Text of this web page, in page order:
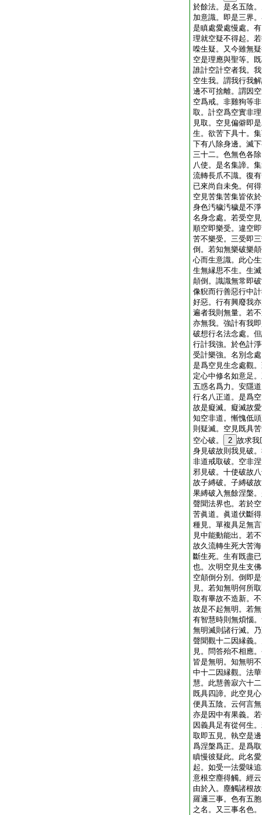
於餘法。是名五陰
加意識。即是三界
是瞋處愛處慢處。
理就空疑不得起。
喍生疑。又今雖無
空是理應與聖等。
誰計空計空者我。
空生我。謂我行我
邊不可捨離。謂因
空爲戒。非雞狗等
取。計空爲空實非
見取。空見偏僻即
生。欲苦下具十。
下有八除身邊。滅
三十二。色無色各
八使。是名集諦。
流轉長爪不識。復
已來尚自未免。何
空見苦集苦集皆依
身色汚穢汚穢是不
名身念處。若受空
順空即樂受。違空
苦不樂受。三受即
倒。若知無樂破樂
心而生意識。此心
生無縁思不生。生
顛倒。識識無常即
像貎而行善惡行中
好惡。行有興廢我
遍者我則無量。若
亦無我。強計有我
破想行名法念處。
行計我強。於色計
受計樂強。名別念
是爲空見生念處觀
定心中修名如意足
五惑名爲力。安隱
行名八正道。是爲
故是癡滅。癡滅故
知空非道。慚愧低
則疑滅。空見既具
空心破。
2 故求我
身見破故則我見破
非道戒取破。空非
邪見破。十使破故
故子縛破。子縛破
果縛破入無餘涅槃
聲聞法界也。若於
苦眞道。眞道伏斷
種見。單複具足無
見中能動能出。若
故久流轉生死大苦
斷生死。生有既盡
也。次明空見生支
空顛倒分別。倒即
見。若知無明何所
取有畢故不造新。
故是不起無明。若
有智慧時則無煩惱
無明滅則諸行滅。
聲聞觀十二因縁義
見。問答殆不相應
皆是無明。知無明
中十二因縁觀。法
慧。此慧善寂六十
既具四諦。此空見
便具五陰。云何言
亦是因中有果義。
因義具足有從何生
取即五見。執空是
爲涅槃爲正。是爲
瞋慢彼疑此。此名
起。如受一法愛味
意根空塵得觸。經
由於入。塵觸諸根
羅邏三事。色有五
之名。又三事名色